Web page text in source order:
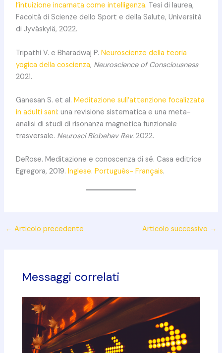
l’intuizione incarnata come intelligenza. Tesi di laurea,
Facoltà di Scienze dello Sport e della Salute, Università
di Jyväskylä, 2022.
Tripathi V. e Bharadwaj P. Neuroscienze della teoria
yogica della coscienza, Neuroscience of Consciousness
2021.
Ganesan S. et al. Meditazione sull’attenzione focalizzata
in adulti sani: una revisione sistematica e una meta-
analisi di studi di risonanza magnetica funzionale
trasversale. Neurosci Biobehav Rev.2022.
DeRose. Meditazione e conoscenza di sé. Casa editrice
Egregora, 2019. Inglese. Português- Français.
← Articolo precedente Articolo successivo →
Messaggi correlati